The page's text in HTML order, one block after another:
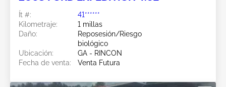
Ít #:
41******
Kilometraje:
1 millas
Daño:
Reposesión/Riesgo
biológico
Ubicación:
GA - RINCON
Fecha de venta:
Venta Futura